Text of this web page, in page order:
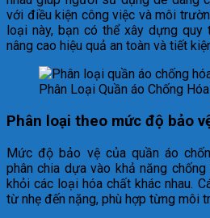
với điều kiện công việc và môi
loại này, bạn có thể xây dựng
nâng cao hiệu quả an toàn và tiết
Phân Loại Quần áo Chống
Phân loại theo mức độ bảo
Mức độ bảo vệ của quần áo
phân chia dựa vào khả năng
khỏi các loại hóa chất khác nhau.
từ nhẹ đến nặng, phù hợp từng môi